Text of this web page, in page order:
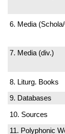
6. Media
7. Media (div.)
8. Liturg. Books
9. Databases
10. Sources
11. Polyphonic